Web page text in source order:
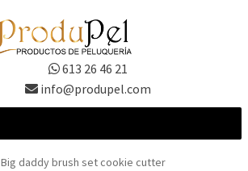
613 26 46 21
info@produpel.com
Big daddy brush set cookie cutter